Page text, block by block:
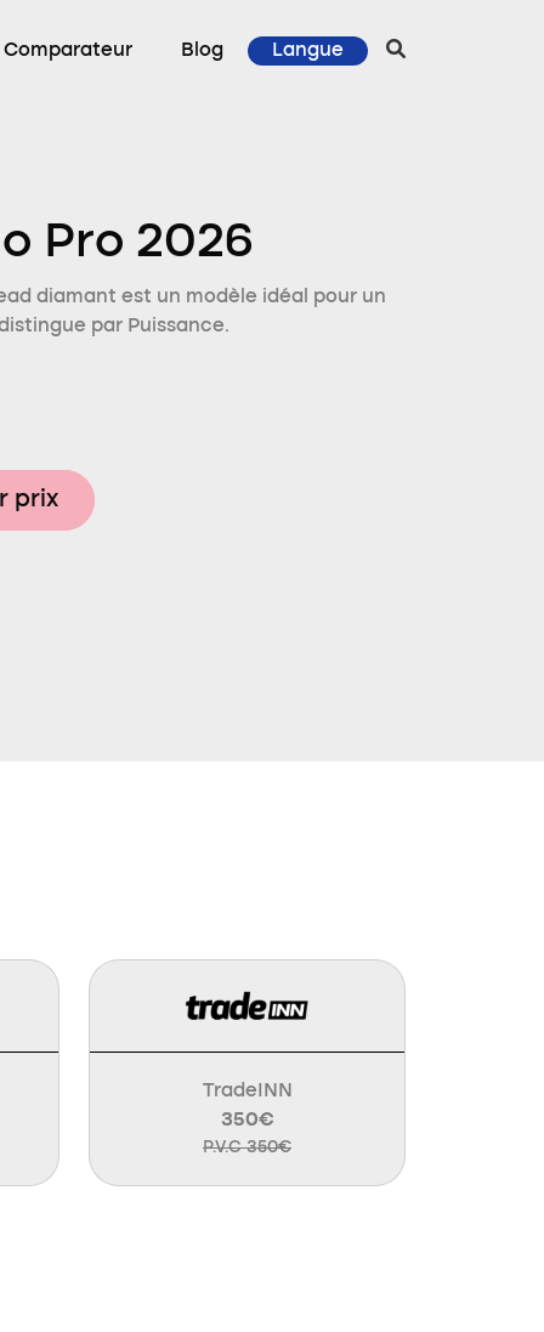
Comparateur Blog Langue
Pro 2026
diamant est un modèle idéal pour un
par Puissance.
prix
TradeINN
350€
P.V.C 350€